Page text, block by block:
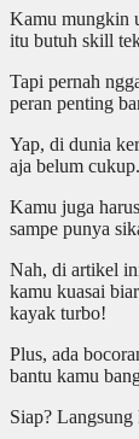
Kamu mungkin
itu butuh skill
Tapi pernah
peran penting
Yap, di dunia
aja belum cukup.
Kamu juga
sampe punya
Nah, di artikel
kamu kuasai
kayak turbo!
Plus, ada
bantu kamu
Siap? Langsung